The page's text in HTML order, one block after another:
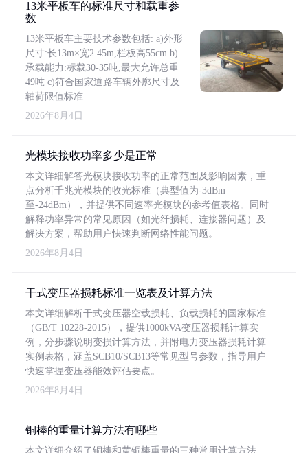
13米平板车的标准尺寸和载重参
数
13米平板车主要技术参数包括: a)外形
尺寸:长13m×宽2.45m,栏板高55cm b)
承载能力:标载30-35吨,最大允许总重
49吨 c)符合国家道路车辆外廓尺寸及
轴荷限值标准
2026年8月4日
光模块接收功率多少是正常
本文详细解答光模块接收功率的正常范围及影响因素，重
点分析千兆光模块的收光标准（典型值为-3dBm
至-24dBm），并提供不同速率光模块的参考值表格。同时
解释功率异常的常见原因（如光纤损耗、连接器问题）及
解决方案，帮助用户快速判断网络性能问题。
2026年8月4日
干式变压器损耗标准一览表及计算方法
本文详细解析干式变压器空载损耗、负载损耗的国家标准
（GB/T 10228-2015），提供1000kVA变压器损耗计算实
例，分步骤说明变损计算方法，并附电力变压器损耗计算
实例表格，涵盖SCB10/SCB13等常见型号参数，指导用户
快速掌握变压器能效评估要点。
2026年8月4日
铜棒的重量计算方法有哪些
本文详细介绍了铜棒和黄铜棒重量的三种常用计算方法